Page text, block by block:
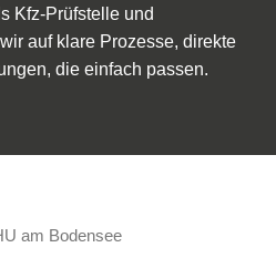
Kfz-Prüfstelle und
auf klare Prozesse, direkte
die einfach passen.
am Bodensee